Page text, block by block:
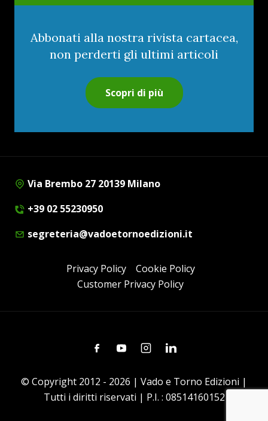
Abbonati alla nostra rivista cartacea,
non perderti gli ultimi articoli
Scopri di più
Via Brembo 27 20139 Milano
+39 02 55230950
segreteria@vadoetornoedizioni.it
Privacy Policy
Cookie Policy
Customer Privacy Policy
FacebookYoutubeInstagramLinkedin
© Copyright 2012 - 2026 | Vado e Torno Edizioni |
Tutti i diritti riservati | P.I. : 08514160152